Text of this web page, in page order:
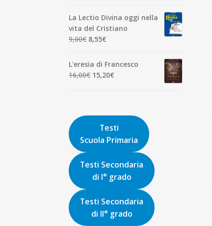
era:
8,00€.
è:
7,60€.
La Lectio Divina oggi nella
vita del Cristiano
9,00€ Il
originale
era:
9,00€.
8,55€
attuale
è:
L'eresia di Francesco
16,00€ Il
16,00€.
15,20€
15,20€.
Testi
Scuola Primaria
Testi Secondaria
di I° grado
Testi Secondaria
di II° grado